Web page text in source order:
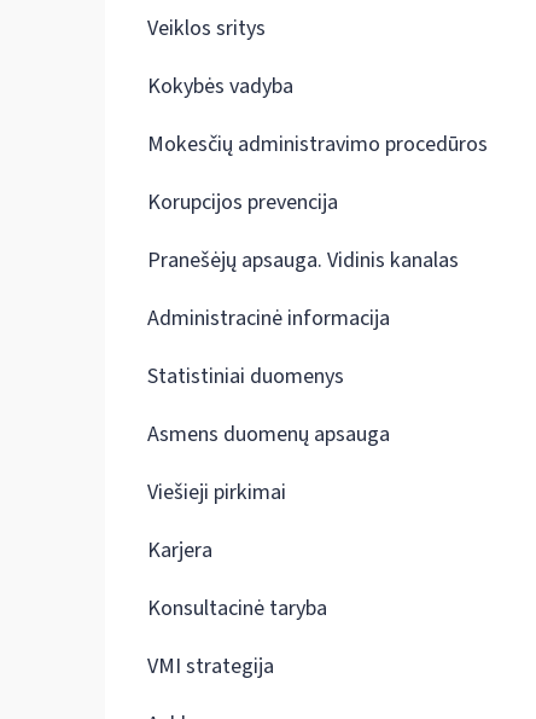
Veiklos sritys
Kokybės vadyba
Mokesčių administravimo procedūros
Korupcijos prevencija
Pranešėjų apsauga. Vidinis kanalas
Administracinė informacija
Statistiniai duomenys
Asmens duomenų apsauga
Viešieji pirkimai
Karjera
Konsultacinė taryba
VMI strategija